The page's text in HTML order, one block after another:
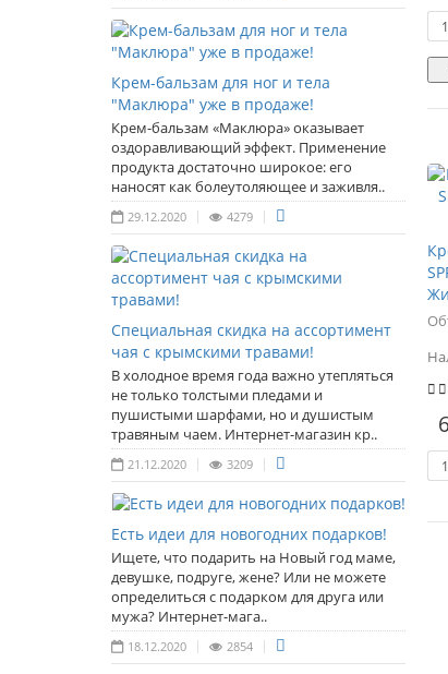
Крем-бальзам для ног и тела
"Маклюра" уже в продаже!
Крем-бальзам «Маклюра» оказывает
оздоравливающий эффект. Применение
продукта достаточно широкое: его
наносят как болеутоляющее и заживля..
29.12.2020 4279
Специальная скидка на ассортимент
чая с крымскими травами!
В холодное время года важно утепляться
не только толстыми пледами и
пушистыми шарфами, но и душистым
травяным чаем. Интернет-магазин кр..
21.12.2020 3209
Есть идеи для новогодних подарков!
Ищете, что подарить на Новый год маме,
девушке, подруге, жене? Или не можете
определиться с подарком для друга или
мужа? Интернет-мага..
18.12.2020 2854